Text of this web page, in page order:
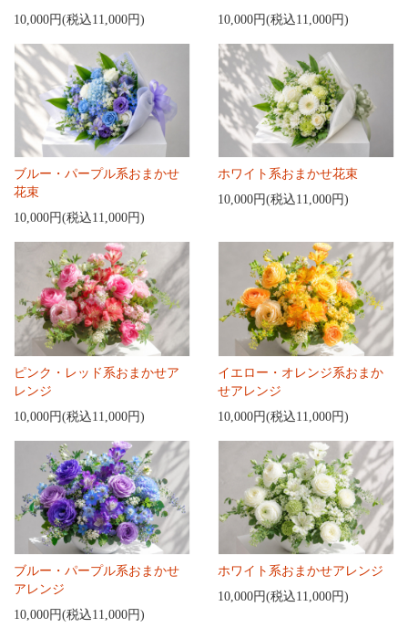
10,000円(税込11,000円)
10,000円(税込11,000円)
ブルー・パープル系おまかせ
花束
10,000円(税込11,000円)
ホワイト系おまかせ花束
10,000円(税込11,000円)
ピンク・レッド系おまかせア
レンジ
10,000円(税込11,000円)
イエロー・オレンジ系おまか
せアレンジ
10,000円(税込11,000円)
ブルー・パープル系おまかせ
アレンジ
10,000円(税込11,000円)
ホワイト系おまかせアレンジ
10,000円(税込11,000円)